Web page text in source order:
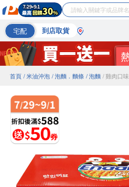
宅配 到店取貨
首頁 / 米油沖泡 / 泡麵．麵條 / 泡麵 / 雞肉口味